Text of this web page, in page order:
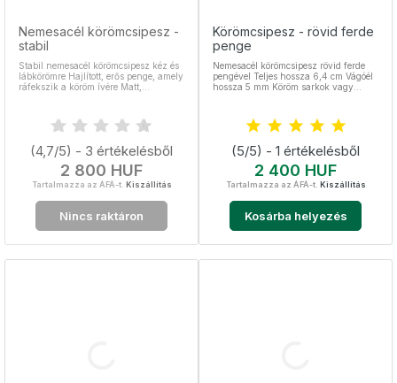
Nemesacél körömcsipesz -
stabil
Stabil nemesacél körömcsipesz kéz és
lábkörömre Hajlított, erős penge, amely
ráfekszik a köröm ívére Matt,
Nemesacél, sterilizálható
(4,7/5) - 3 értékelésből
Ár
2 800 HUF
Tartalmazza az ÁFÁ-t. Kiszállítás
Nincs raktáron
Körömcsipesz - rövid ferde
penge
Nemesacél körömcsipesz rövid ferde
pengével Teljes hossza 6,4 cm Vágóél
hossza 5 mm Köröm sarkok vagy
(5/5) - 1 értékelésből
Ár
2 400 HUF
Tartalmazza az ÁFÁ-t. Kiszállítás
Kosárba helyezés